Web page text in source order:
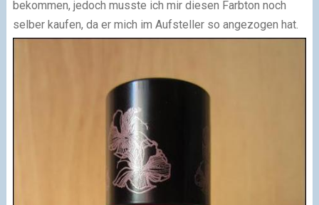
bekommen, jedoch musste ich mir diesen Farbton noch
selber kaufen, da er mich im Aufsteller so angezogen hat.